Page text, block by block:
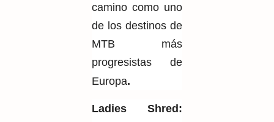
camino como uno
de los destinos de
MTB más
progresistas de
Europa.
Ladies Shred: